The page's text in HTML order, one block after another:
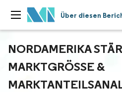
Über diesen
NORDAMERIKA
MARKTGRÖSSE & M